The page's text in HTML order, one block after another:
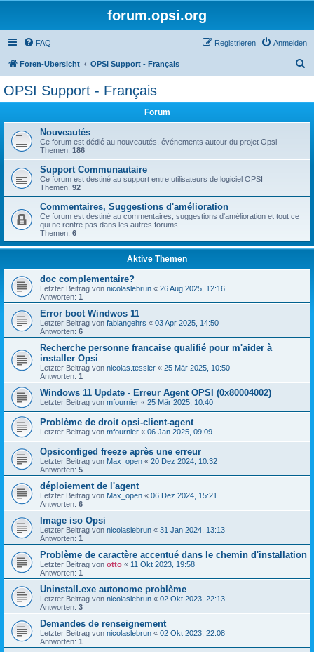
forum.opsi.org
FAQ Anmelden
Registrieren
Foren-Übersicht OPSI Support - Français
OPSI Support - Français
Forum
Nouveautés
Ce forum est dédié au nouveautés, événements autour du projet Opsi
Themen: 186
Support Communautaire
Ce forum est destiné au support entre utilisateurs de logiciel OPSI
Themen: 92
Commentaires, Suggestions d'amélioration
Ce forum est destiné au commentaires, suggestions d'amélioration et tout ce
qui ne rentre pas dans les autres forums
Themen: 6
Aktive Themen
doc complementaire?
Letzter Beitrag von nicolaslebrun « 26 Aug 2025, 12:16
Antworten: 1
Error boot Windwos 11
Letzter Beitrag von fabiangehrs « 03 Apr 2025, 14:50
Antworten: 6
Recherche personne francaise qualifié pour m'aider à
installer Opsi
Letzter Beitrag von nicolas.tessier « 25 Mär 2025, 10:50
Antworten: 1
Windows 11 Update - Erreur Agent OPSI (0x80004002)
Letzter Beitrag von mfournier « 25 Mär 2025, 10:40
Problème de droit opsi-client-agent
Letzter Beitrag von mfournier « 06 Jan 2025, 09:09
Opsiconfiged freeze après une erreur
Letzter Beitrag von Max_open « 20 Dez 2024, 10:32
Antworten: 5
déploiement de l'agent
Letzter Beitrag von Max_open « 06 Dez 2024, 15:21
Antworten: 6
Image iso Opsi
Letzter Beitrag von nicolaslebrun « 31 Jan 2024, 13:13
Antworten: 1
Problème de caractère accentué dans le chemin d'installation
Letzter Beitrag von otto « 11 Okt 2023, 19:58
Antworten: 1
Uninstall.exe autonome problème
Letzter Beitrag von nicolaslebrun « 02 Okt 2023, 22:13
Antworten: 3
Demandes de renseignement
Letzter Beitrag von nicolaslebrun « 02 Okt 2023, 22:08
Antworten: 1